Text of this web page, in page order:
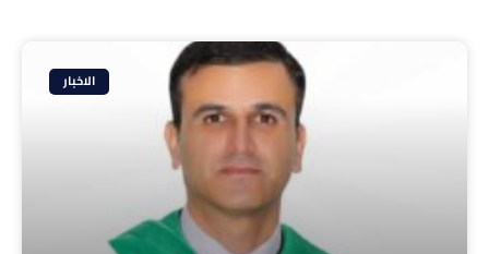
الاخبار